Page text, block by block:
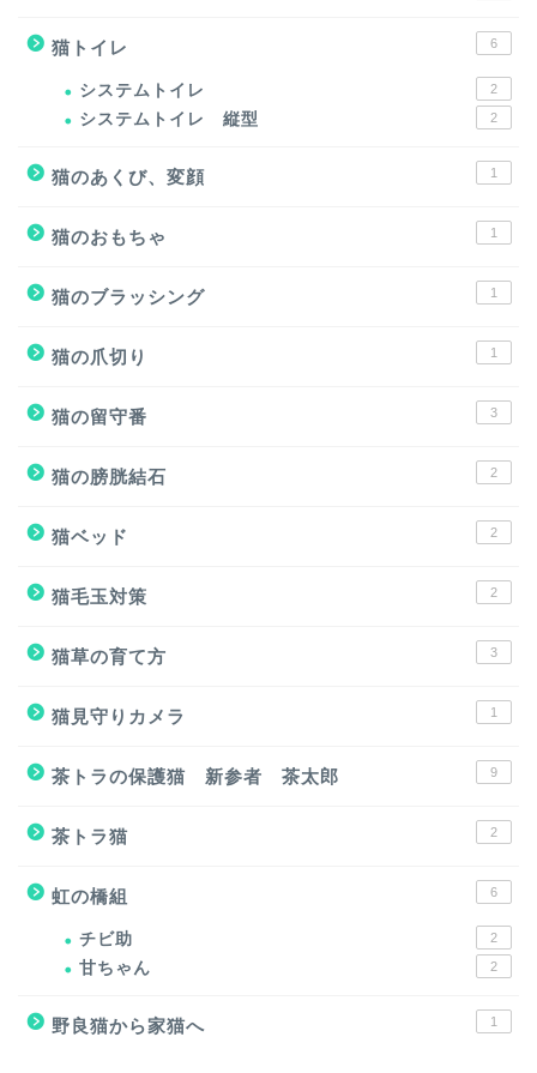
猫トイレ 6
システムトイレ 2
システムトイレ 縦型 2
猫のあくび、変顔 1
猫のおもちゃ 1
猫のブラッシング 1
猫の爪切り 1
猫の留守番 3
猫の膀胱結石 2
猫ベッド 2
猫毛玉対策 2
猫草の育て方 3
猫見守りカメラ 1
茶トラの保護猫 新参者 茶太郎 9
茶トラ猫 2
虹の橋組 6
チビ助 2
甘ちゃん 2
野良猫から家猫へ 1